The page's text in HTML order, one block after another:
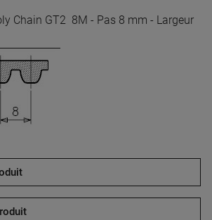
Chain GT2 8M - Pas 8 mm - Largeur